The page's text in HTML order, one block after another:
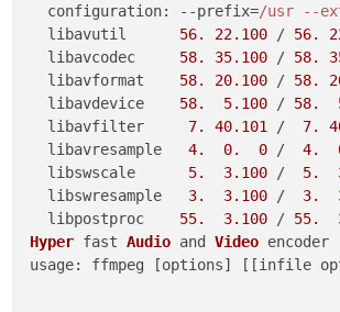
configuration: --prefix=/usr --
  libavutil
56. 22.100 / 56.
  libavcodec
58. 35.100 / 58.
  libavformat
58. 20.100 / 58.
  libavdevice
58. 5.100 / 58.
  libavfilter
7. 40.101 / 7.
  libavresample
4. 0. 0 / 4.
  libswscale
5. 3.100 / 5.
  libswresample
3. 3.100 / 3.
  libpostproc
55. 3.100 / 55.
Hyper fast Audio and Video
usage: ffmpeg [options] [[infile